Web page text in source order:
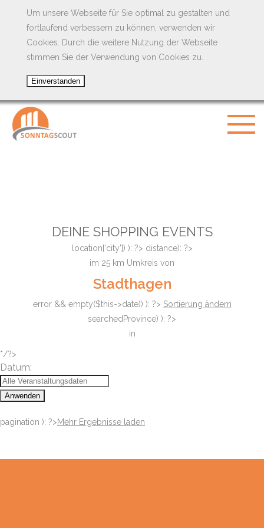
Um unsere Webseite für Sie optimal zu gestalten und
fortlaufend verbessern zu können, verwenden wir
Cookies. Durch die weitere Nutzung der Webseite
stimmen Sie der Verwendung von Cookies zu.
DEINE SHOPPING EVENTS
location['city']) ): ?> distance): ?>
im 25 km Umkreis von
Stadthagen
error && empty($this->date)) ): ?> Sortierung ändern
searchedProvince) ): ?>
in
*/?>
Datum:
Anwenden
pagination ): ?>Mehr Ergebnisse laden